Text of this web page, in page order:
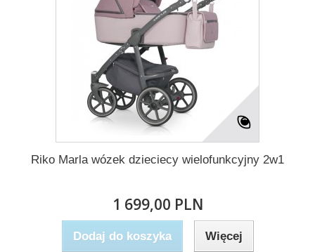
Riko Marla wózek dzieciecy wielofunkcyjny 2w1
1 699,00 PLN
Dodaj do koszyka Więcej